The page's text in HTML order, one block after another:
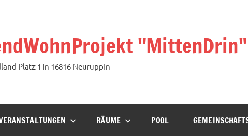
Platz 1 in 16816 Neuruppin
RÄUME POOL